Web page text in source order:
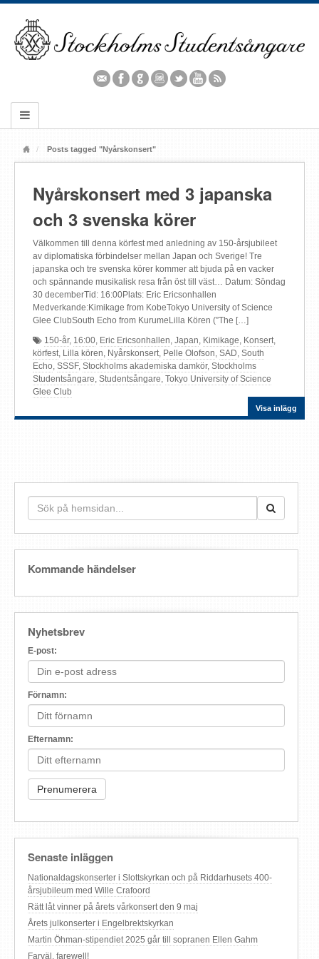
Posts tagged "Nyårskonsert"
Nyårskonsert med 3 japanska
och 3 svenska körer
Välkommen till denna körfest med anledning av 150-årsjubileet
av diplomatiska förbindelser mellan Japan och Sverige! Tre
japanska och tre svenska körer kommer att bjuda på en vacker
och spännande musikalisk resa från öst till väst… Datum: Söndag
30 decemberTid: 16:00Plats: Eric Ericsonhallen
Medverkande:Kimikage from KobeTokyo University of Science
Glee ClubSouth Echo from KurumeLilla Kören (”The […]
Visa inlägg
150-år, 16:00, Eric Ericsonhallen, Japan, Kimikage, Konsert,
körfest, Lilla kören, Nyårskonsert, Pelle Olofson, SAD, South
Echo, SSSF, Stockholms akademiska damkör, Stockholms
Studentsångare, Studentsångare, Tokyo University of Science
Glee Club
Kommande händelser
Nyhetsbrev
E-post:
Förnamn:
Efternamn:
Senaste inläggen
Nationaldagskonserter i Slottskyrkan och på Riddarhusets 400-
årsjubileum med Wille Crafoord
Rätt låt vinner på årets vårkonsert den 9 maj
Årets julkonserter i Engelbrektskyrkan
Martin Öhman-stipendiet 2025 går till sopranen Ellen Gahm
Farväl, farewell!